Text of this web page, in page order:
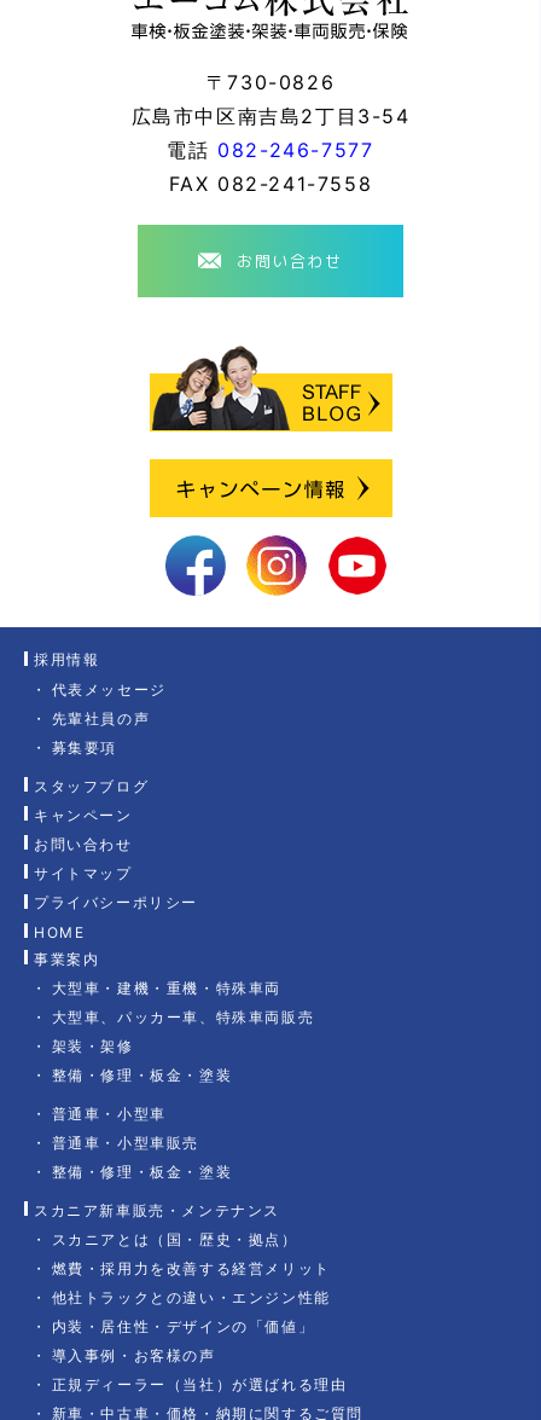
〒730-0826
広島市中区南吉島2丁目3-54
電話 082-246-7577
FAX 082-241-7558
お問い合わせ
HOME
事業案内
大型車・建機・重機・特殊車両
大型車、パッカー車、特殊車両販売
架装・架修
整備・修理・板金・塗装
普通車・小型車
普通車・小型車販売
整備・修理・板金・塗装
スカニア新車販売・メンテナンス
スカニアとは（国・歴史・拠点）
燃費・採用力を改善する経営メリット
他社トラックとの違い・エンジン性能
内装・居住性・デザインの「価値」
導入事例・お客様の声
正規ディーラー（当社）が選ばれる理由
新車・中古車・価格・納期に関するご質問
採用情報
代表メッセージ
先輩社員の声
募集要項
スタッフブログ
キャンペーン
お問い合わせ
サイトマップ
プライバシーポリシー